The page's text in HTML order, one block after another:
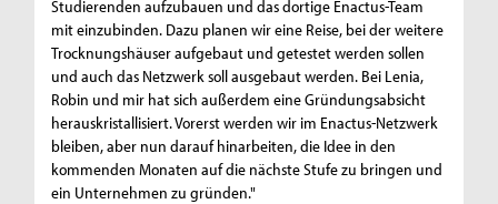
Studierenden aufzubauen und das dortige Enactus-Team
mit einzubinden. Dazu planen wir eine Reise, bei der weitere
Trocknungshäuser aufgebaut und getestet werden sollen
und auch das Netzwerk soll ausgebaut werden. Bei Lenia,
Robin und mir hat sich außerdem eine Gründungsabsicht
herauskristallisiert. Vorerst werden wir im Enactus-Netzwerk
bleiben, aber nun darauf hinarbeiten, die Idee in den
kommenden Monaten auf die nächste Stufe zu bringen und
ein Unternehmen zu gründen."